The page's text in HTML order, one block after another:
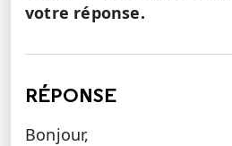
votre réponse.
RÉPONSE
Bonjour,